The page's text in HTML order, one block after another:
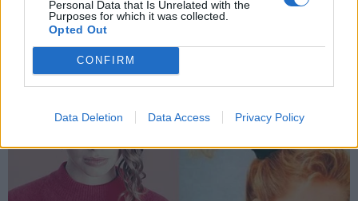
Personal Data that Is Unrelated with the
Purposes for which it was collected.
Opted Out
CONFIRM
Data Deletion Data Access Privacy Policy